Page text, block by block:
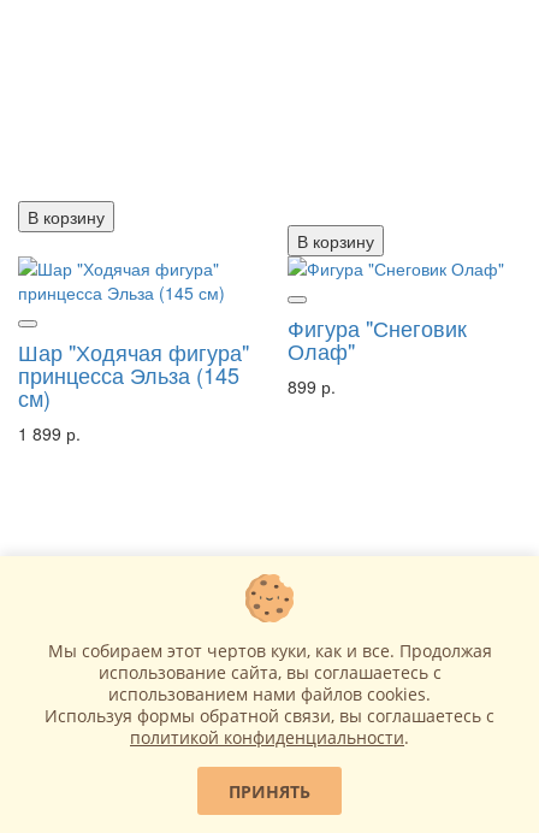
В корзину
В корзину
Шар "Ходячая фигура"
принцесса Эльза (145
см)
1 899 р.
Фигура "Снеговик
Олаф"
899 р.
В корзину
Шар Холодное сердце
Зеркало, Анна, Эльза
Мы собираем этот чертов куки, как и все. Продолжая
использование сайта, вы соглашаетесь c
использованием нами файлов cookies.
Используя формы обратной связи, вы соглашаетесь с
политикой конфиденциальности.
ПРИНЯТЬ